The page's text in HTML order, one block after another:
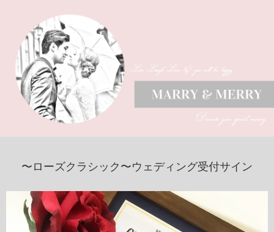
〜ローズクラシック〜ウェディング受付サイン